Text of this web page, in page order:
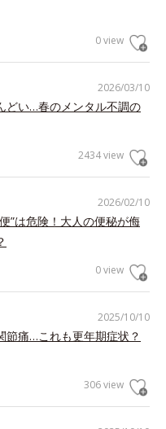
0 view
2026/03/10
どい…春のメンタル不調の
2434 view
2026/02/10
”は危険！大人の便秘が侮
0 view
2025/10/10
節痛…これも更年期症状？
306 view